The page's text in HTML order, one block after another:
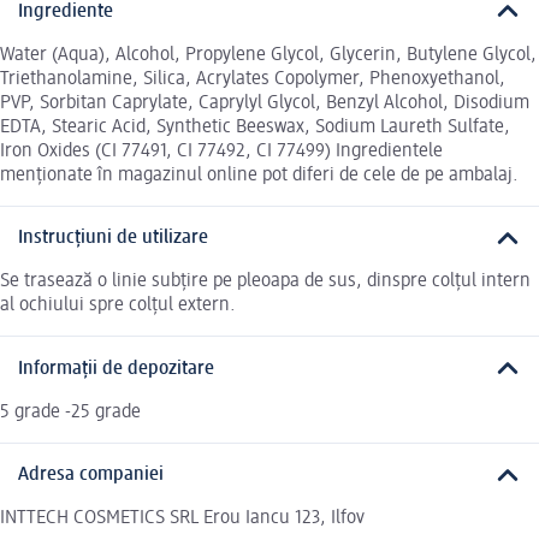
Ingrediente
Water (Aqua), Alcohol, Propylene Glycol, Glycerin, Butylene Glycol,
Triethanolamine, Silica, Acrylates Copolymer, Phenoxyethanol,
PVP, Sorbitan Caprylate, Caprylyl Glycol, Benzyl Alcohol, Disodium
EDTA, Stearic Acid, Synthetic Beeswax, Sodium Laureth Sulfate,
Iron Oxides (CI 77491, CI 77492, CI 77499) Ingredientele
menționate în magazinul online pot diferi de cele de pe ambalaj.
Instrucțiuni de utilizare
Se trasează o linie subțire pe pleoapa de sus, dinspre colțul intern
al ochiului spre colțul extern.
Informații de depozitare
5 grade -25 grade
Adresa companiei
INTTECH COSMETICS SRL Erou Iancu 123, Ilfov